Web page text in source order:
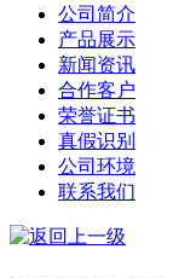
公司简介
产品展示
新闻资讯
合作客户
荣誉证书
真假识别
公司环境
联系我们